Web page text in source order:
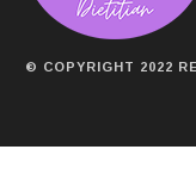
© COPYRIGHT 2022